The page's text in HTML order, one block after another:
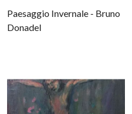
Paesaggio Invernale - Bruno
Donadel